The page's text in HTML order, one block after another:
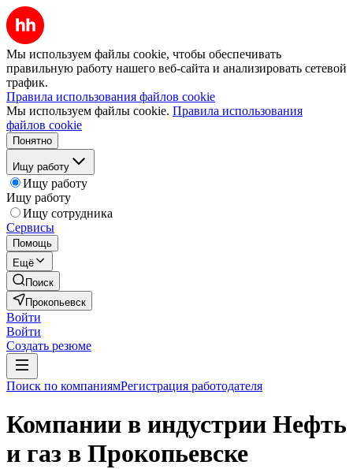
Мы используем файлы cookie, чтобы обеспечивать
правильную работу нашего веб-сайта и анализировать сетевой
трафик.
Правила использования файлов cookie
Мы используем файлы cookie. Правила использования
файлов cookie
Понятно
Ищу работу
Ищу работу
Ищу работу
Ищу сотрудника
Сервисы
Помощь
Ещё
Поиск
Прокопьевск
Войти
Войти
Создать резюме
Поиск по компаниямРегистрация работодателя
Компании в индустрии Нефть
и газ в Прокопьевске